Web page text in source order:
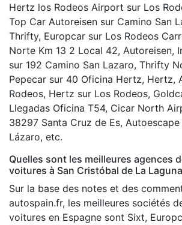
Hertz los Rodeos Airport sur Los
Top Car Autoreisen sur Camino San
Thrifty, Europcar sur Los Rodeos
Norte Km 13 2 Local 42, Autoreisen,
sur 192 Camino San Lazaro, Thrifty
Pepecar sur 40 Oficina Hertz, Hertz,
Rodeos, Hertz sur Los Rodeos,
Llegadas Oficina T54, Cicar North
38297 Santa Cruz de Es,
Lázaro, etc.
Quelles sont les meilleures agences
voitures à San Cristóbal de La
Sur la base des notes et des
autospain.fr, les meilleures sociétés
voitures en Espagne sont Sixt,